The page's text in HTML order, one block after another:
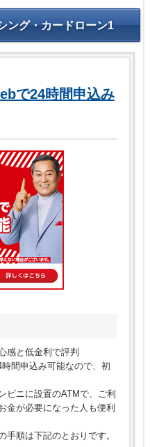
ング・カードローン1
で24時間申込み
感と低金利で評判
間申込み可能なので、初
ビニに設置のATMで、ご利
金が必要になった人も便利
手順は下記のとおりです。